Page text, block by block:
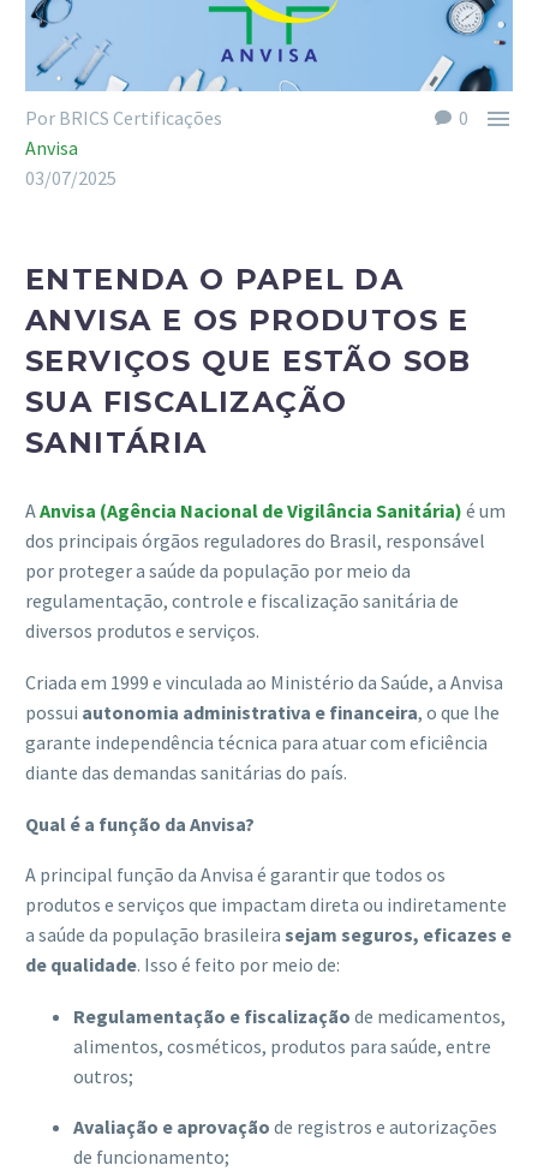
0 
Por BRICS Certificações
Anvisa
03/07/2025
ENTENDA O PAPEL DA
ANVISA E OS PRODUTOS E
SERVIÇOS QUE ESTÃO SOB
SUA FISCALIZAÇÃO
SANITÁRIA
AAnvisa (Agência Nacional de Vigilância Sanitária) é um
dos principais órgãos reguladores do Brasil, responsável
por proteger a saúde da população por meio da
regulamentação, controle e fiscalização sanitária de
diversos produtos e serviços.
Criada em 1999 e vinculada ao Ministério da Saúde, a Anvisa
possui autonomia administrativa e financeira, o que lhe
garante independência técnica para atuar com eficiência
diante das demandas sanitárias do país.
Qual é a função da Anvisa?
A principal função da Anvisa é garantir que todos os
produtos e serviços que impactam direta ou indiretamente
a saúde da população brasileira sejam seguros, eficazes e
de qualidade. Isso é feito por meio de:
Regulamentação e fiscalização de medicamentos,
alimentos, cosméticos, produtos para saúde, entre
outros;
Avaliação e aprovação de registros e autorizações
de funcionamento;